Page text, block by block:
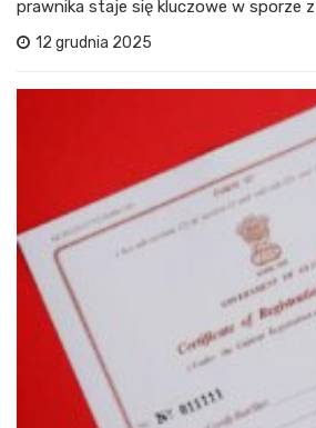
prawnika staje się kluczowe w sporze
12 grudnia 2025